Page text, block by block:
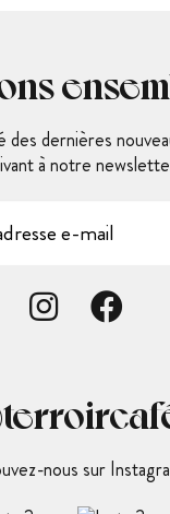
dernières
à notre
nous sur